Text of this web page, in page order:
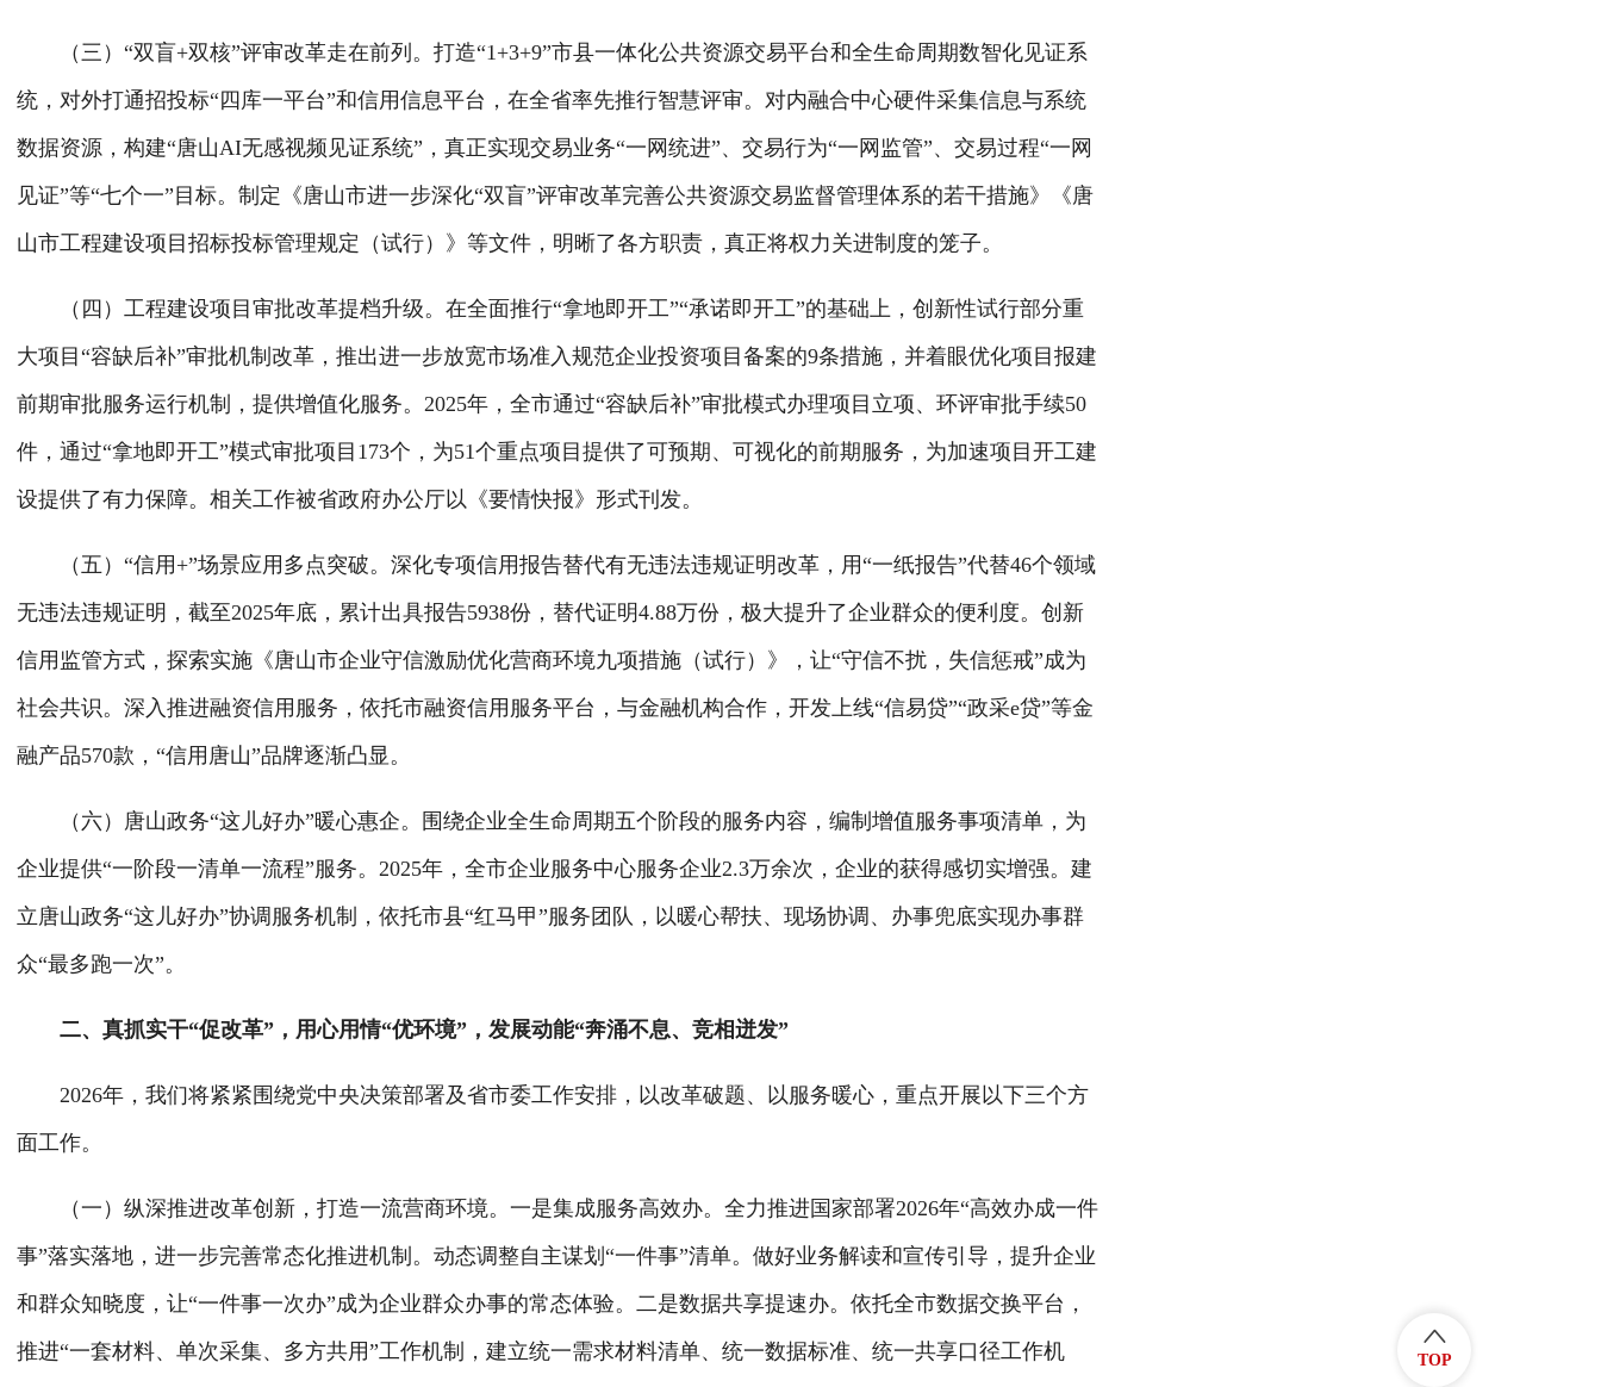
（三）“双盲+双核”评审改革走在前列。打造“1+3+9”市县一体化公共资源交易平台和全生命周期数智化见证系
统，对外打通招投标“四库一平台”和信用信息平台，在全省率先推行智慧评审。对内融合中心硬件采集信息与系统
数据资源，构建“唐山AI无感视频见证系统”，真正实现交易业务“一网统进”、交易行为“一网监管”、交易过程“一网
见证”等“七个一”目标。制定《唐山市进一步深化“双盲”评审改革完善公共资源交易监督管理体系的若干措施》《唐
山市工程建设项目招标投标管理规定（试行）》等文件，明晰了各方职责，真正将权力关进制度的笼子。
（四）工程建设项目审批改革提档升级。在全面推行“拿地即开工”“承诺即开工”的基础上，创新性试行部分重
大项目“容缺后补”审批机制改革，推出进一步放宽市场准入规范企业投资项目备案的9条措施，并着眼优化项目报建
前期审批服务运行机制，提供增值化服务。2025年，全市通过“容缺后补”审批模式办理项目立项、环评审批手续50
件，通过“拿地即开工”模式审批项目173个，为51个重点项目提供了可预期、可视化的前期服务，为加速项目开工建
设提供了有力保障。相关工作被省政府办公厅以《要情快报》形式刊发。
（五）“信用+”场景应用多点突破。深化专项信用报告替代有无违法违规证明改革，用“一纸报告”代替46个领域
无违法违规证明，截至2025年底，累计出具报告5938份，替代证明4.88万份，极大提升了企业群众的便利度。创新
信用监管方式，探索实施《唐山市企业守信激励优化营商环境九项措施（试行）》，让“守信不扰，失信惩戒”成为
社会共识。深入推进融资信用服务，依托市融资信用服务平台，与金融机构合作，开发上线“信易贷”“政采e贷”等金
融产品570款，“信用唐山”品牌逐渐凸显。
（六）唐山政务“这儿好办”暖心惠企。围绕企业全生命周期五个阶段的服务内容，编制增值服务事项清单，为
企业提供“一阶段一清单一流程”服务。2025年，全市企业服务中心服务企业2.3万余次，企业的获得感切实增强。建
立唐山政务“这儿好办”协调服务机制，依托市县“红马甲”服务团队，以暖心帮扶、现场协调、办事兜底实现办事群
众“最多跑一次”。
二、真抓实干“促改革”，用心用情“优环境”，发展动能“奔涌不息、竞相迸发”
2026年，我们将紧紧围绕党中央决策部署及省市委工作安排，以改革破题、以服务暖心，重点开展以下三个方
面工作。
（一）纵深推进改革创新，打造一流营商环境。一是集成服务高效办。全力推进国家部署2026年“高效办成一件
事”落实落地，进一步完善常态化推进机制。动态调整自主谋划“一件事”清单。做好业务解读和宣传引导，提升企业
和群众知晓度，让“一件事一次办”成为企业群众办事的常态体验。二是数据共享提速办。依托全市数据交换平台，
推进“一套材料、单次采集、多方共用”工作机制，建立统一需求材料清单、统一数据标准、统一共享口径工作机
TOP